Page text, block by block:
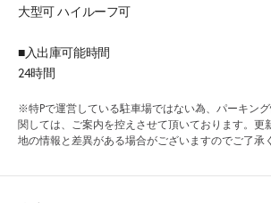
大型可 ハイルーフ可
■入出庫可能時間
24時間
※特Pで運営している駐車場ではない為、パーキン
関しては、ご案内を控えさせて頂いております。更
地の情報と差異がある場合がございますのでご了承